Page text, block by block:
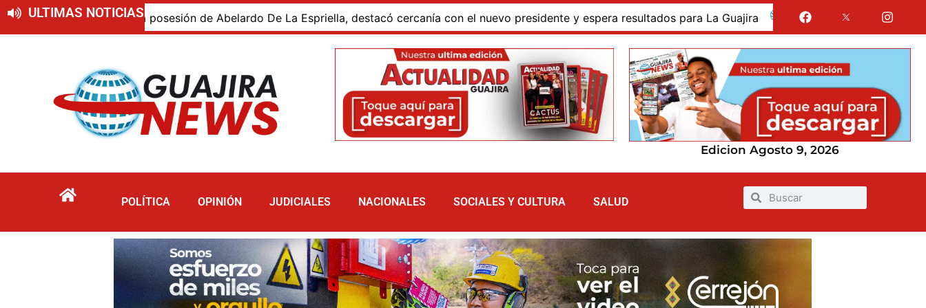
ULTIMAS NOTICIAS
presente en la posesión de Abelardo De La Espriella, destacó cercanía con el nuevo presidente y espera resultados para La Guajira La Guajira fue presentada
Edicion Agosto 9, 2026
POLÍTICA OPINIÓN JUDICIALES NACIONALES SOCIALES Y CULTURA SALUD